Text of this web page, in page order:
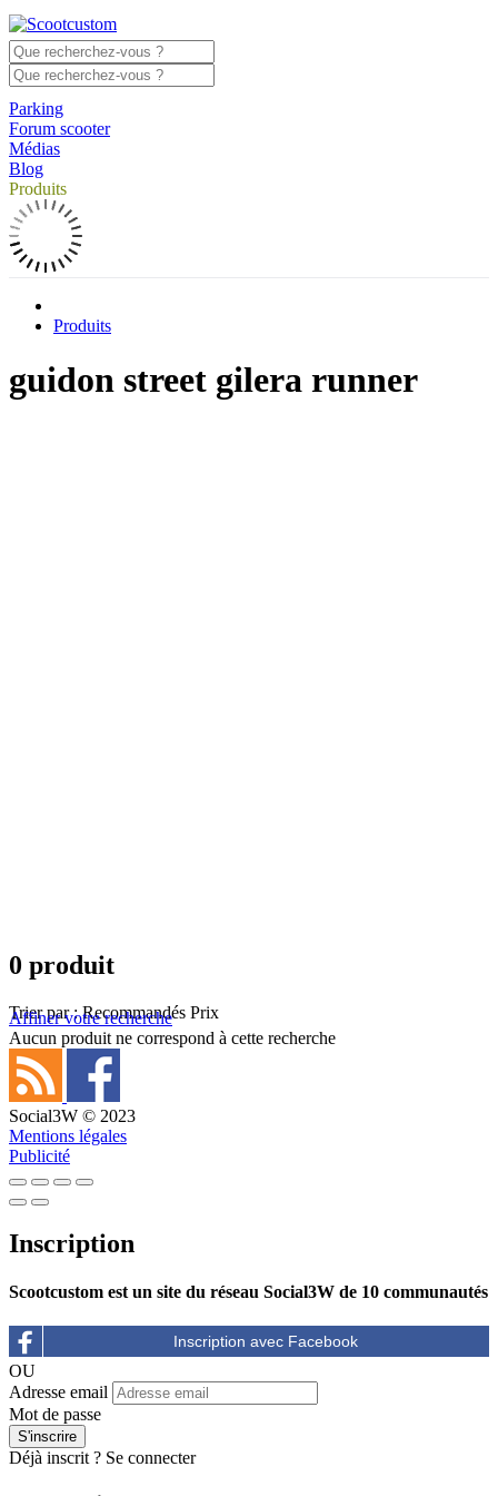
Parking
Forum scooter
Médias
Blog
Produits
Produits
guidon street gilera runner
0 produit
Trier par : Recommandés Prix
Affiner votre recherche
Aucun produit ne correspond à cette recherche
Social3W © 2023
Mentions légales
Publicité
Inscription
Scootcustom est un site du réseau Social3W de 10 communautés
OU
Adresse email
Mot de passe
Déjà inscrit ? Se connecter